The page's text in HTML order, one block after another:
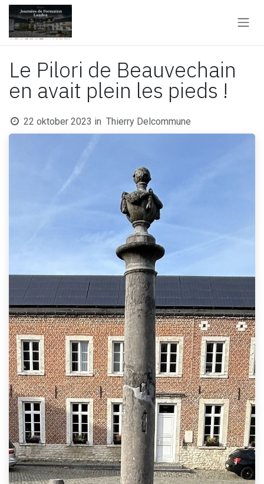
Overslaan naar inhoud
Le Pilori de Beauvechain
en avait plein les pieds !
22 oktober 2023 in Thierry Delcommune